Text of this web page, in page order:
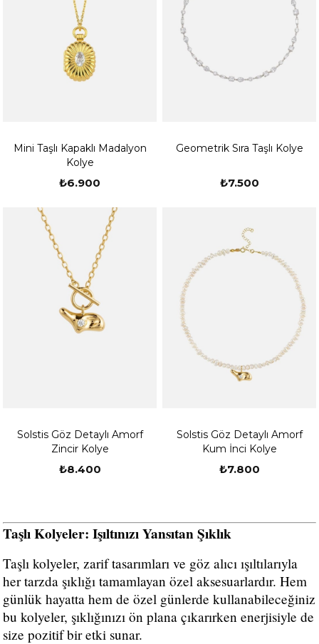
Mini Taşlı Kapaklı Madalyon
Kolye
₺6.900
Geometrik Sıra Taşlı Kolye
₺7.500
Solstis Göz Detaylı Amorf
Zincir Kolye
₺8.400
Solstis Göz Detaylı Amorf
Kum İnci Kolye
₺7.800
Taşlı Kolyeler: Işıltınızı Yansıtan Şıklık
Taşlı kolyeler, zarif tasarımları ve göz alıcı ışıltılarıyla
her tarzda şıklığı tamamlayan özel aksesuarlardır. Hem
günlük hayatta hem de özel günlerde kullanabileceğiniz
bu kolyeler, şıklığınızı ön plana çıkarırken enerjisiyle de
size pozitif bir etki sunar.